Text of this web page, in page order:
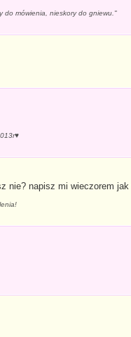
do mówienia, nieskory do gniewu."
nie? napisz mi wieczorem jak